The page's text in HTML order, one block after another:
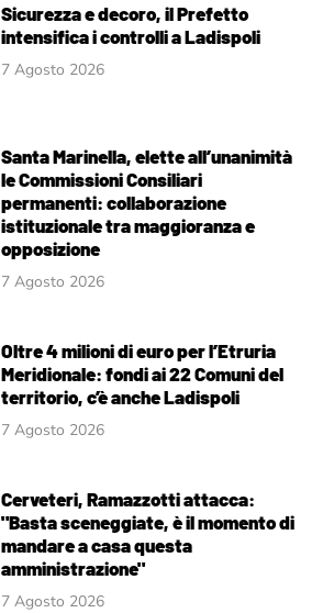
Sicurezza e decoro, il Prefetto
intensifica i controlli a Ladispoli
7 Agosto 2026
Santa Marinella, elette all’unanimità
le Commissioni Consiliari
permanenti: collaborazione
istituzionale tra maggioranza e
opposizione
7 Agosto 2026
Oltre 4 milioni di euro per l’Etruria
Meridionale: fondi ai 22 Comuni del
territorio, c’è anche Ladispoli
7 Agosto 2026
Cerveteri, Ramazzotti attacca:
"Basta sceneggiate, è il momento di
mandare a casa questa
amministrazione"
7 Agosto 2026